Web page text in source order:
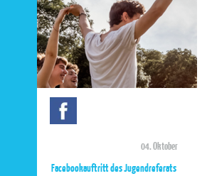
04. Oktober
Facebookauftritt des Jugendreferats